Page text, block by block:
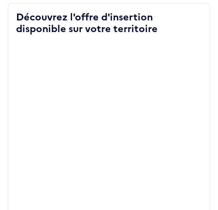
Découvrez l'offre d'insertion
disponible sur votre territoire